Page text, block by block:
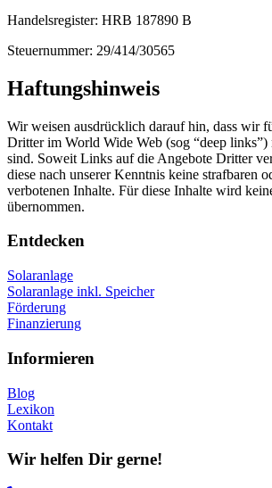
Handelsregister: HRB 187890 B
Steuernummer: 29/414/30565
Haftungshinweis
Wir weisen ausdrücklich darauf hin, dass wir
Dritter im World Wide Web (sog “deep
sind. Soweit Links auf die Angebote Dritter
diese nach unserer Kenntnis keine strafbaren
verbotenen Inhalte. Für diese Inhalte wird
übernommen.
Entdecken
Solaranlage
Solaranlage inkl. Speicher
Förderung
Finanzierung
Informieren
Blog
Lexikon
Kontakt
Wir helfen Dir gerne!